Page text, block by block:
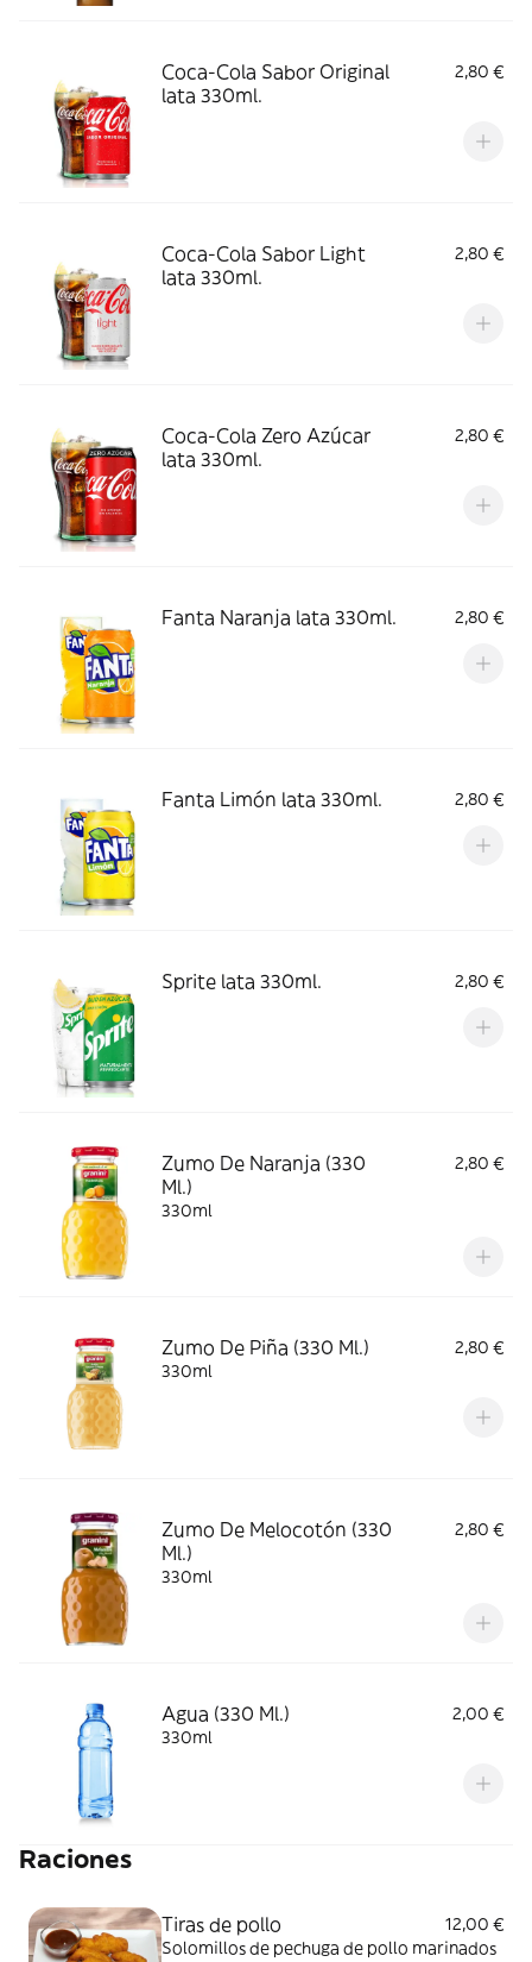
Coca-Cola Sabor Original
lata 330ml.
2,80 €
Coca-Cola Sabor Light
lata 330ml.
2,80 €
Coca-Cola Zero Azúcar
lata 330ml.
2,80 €
Fanta Naranja lata 330ml. 2,80 €
Fanta Limón lata 330ml. 2,80 €
Sprite lata 330ml. 2,80 €
Zumo De Naranja (330
Ml.)
2,80 €
330ml
Zumo De Piña (330 Ml.)
2,80 €
330ml
Zumo De Melocotón (330
Ml.)
2,80 €
330ml
Agua (330 Ml.)
2,00 €
330ml
Raciones
Tiras de pollo
12,00 €
Solomillos de pechuga de pollo marinados